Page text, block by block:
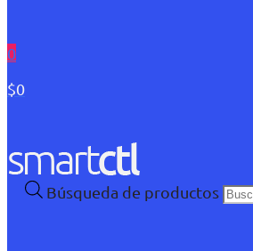
0
$0
Búsqueda de productos